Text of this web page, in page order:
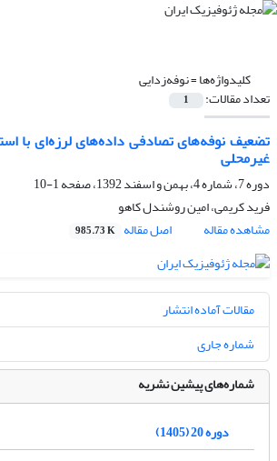
کلیدواژه‌ها =نوفه‌زدایی
تعداد مقالات: 1
تضعیف نوفه‌های تصادفی داده‌های لرزه‌ای با
غیرمحلی
دوره 7، شماره 4، بهمن و اسفند 1392، صفحه
1-10
فرید کریمی، امین روشندل کاهو
مشاهده مقاله
اصل مقاله 985.73 K
مقالات آماده انتشار
شماره جاری
شماره‌های پیشین نشریه
دوره 20 (1405)